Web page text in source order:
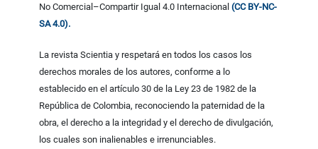
No Comercial–Compartir Igual 4.0 Internacional(CC BY-NC-
SA 4.0).
La revista Scientia y respetará en todos los casos los
derechos morales de los autores, conforme a lo
establecido en el artículo 30 de la Ley 23 de 1982 de la
República de Colombia, reconociendo la paternidad de la
obra, el derecho a la integridad y el derecho de divulgación,
los cuales son inalienables e irrenunciables.